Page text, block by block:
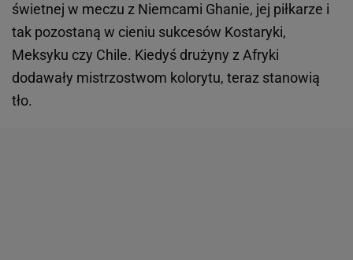
świetnej w meczu z Niemcami Ghanie, jej piłkarze i
tak pozostaną w cieniu sukcesów Kostaryki,
Meksyku czy Chile. Kiedyś drużyny z Afryki
dodawały mistrzostwom kolorytu, teraz stanowią
tło.